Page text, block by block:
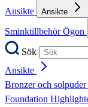
Ansikte
Ansikte
SminktillbehörÖgon
Sök
Ansikte
Bronzer och solpuder
Foundation